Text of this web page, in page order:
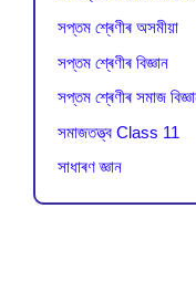
সপ্তম শ্ৰেণীৰ অসমীয়া
সপ্তম শ্ৰেণীৰ বিজ্ঞান
সপ্তম শ্ৰেণীৰ সমাজ
সমাজতত্ত্ব Class 11
সাধাৰণ জ্ঞান